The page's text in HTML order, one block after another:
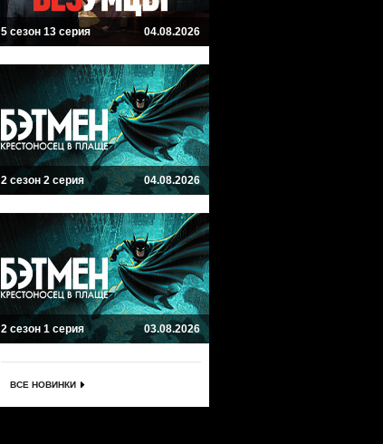
5 сезон 13 серия 04.08.2026
2 сезон 2 серия 04.08.2026
2 сезон 1 серия 03.08.2026
ВСЕ НОВИНКИ